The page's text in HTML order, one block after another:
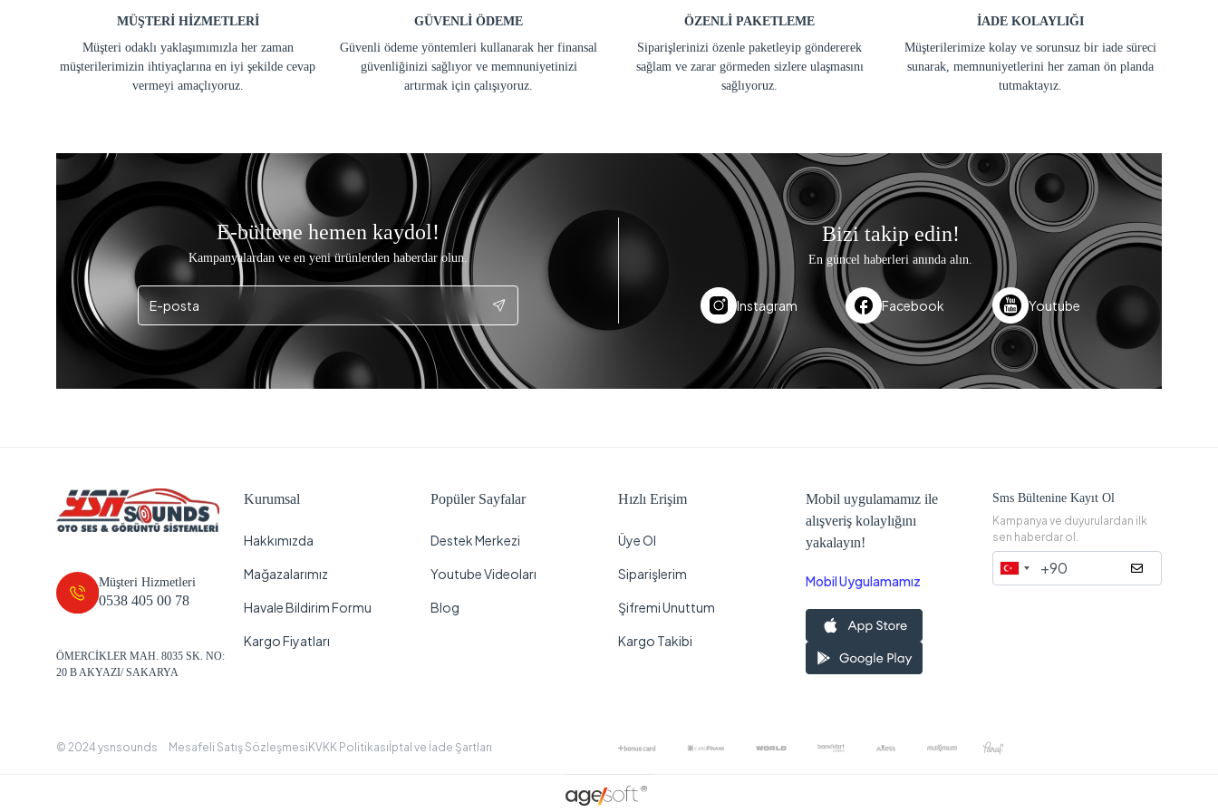
MÜŞTERİ HİZMETLERİ
Müşteri odaklı yaklaşımımızla her zaman
müşterilerimizin ihtiyaçlarına en iyi şekilde cevap
vermeyi amaçlıyoruz.
GÜVENLİ ÖDEME
Güvenli ödeme yöntemleri kullanarak her finansal
güvenliğinizi sağlıyor ve memnuniyetinizi
artırmak için çalışıyoruz.
ÖZENLİ PAKETLEME
Siparişlerinizi özenle paketleyip göndererek
sağlam ve zarar görmeden sizlere ulaşmasını
sağlıyoruz.
İADE KOLAYLIĞI
Müşterilerimize kolay ve sorunsuz bir iade süreci
sunarak, memnuniyetlerini her zaman ön planda
tutmaktayız.
E-bültene hemen kaydol!
Kampanyalardan ve en yeni ürünlerden haberdar olun.
Bizi takip edin!
En güncel haberleri anında alın.
Instagram Facebook Youtube
Müşteri Hizmetleri
0538 405 00 78
ÖMERCİKLER MAH. 8035 SK. NO:
20 B AKYAZI/ SAKARYA
Kurumsal
Hakkımızda
Mağazalarımız
Havale Bildirim Formu
Kargo Fiyatları
Popüler Sayfalar
Destek Merkezi
Youtube Videoları
Blog
Hızlı Erişim
Üye Ol
Siparişlerim
Şifremi Unuttum
Kargo Takibi
Mobil uygulamamız ile
alışveriş kolaylığını
yakalayın!
Mobil Uygulamamız
Sms Bültenine Kayıt Ol
Kampanya ve duyurulardan ilk
sen haberdar ol.
© 2024 ysnsounds Mesafeli Satış Sözleşmesi KVKK Politikasıİptal ve İade Şartları